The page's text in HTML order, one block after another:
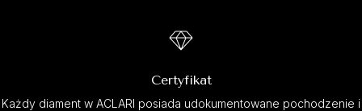
Certyfikat
Każdy diament w ACLARI posiada udokumentowane pochodzenie i